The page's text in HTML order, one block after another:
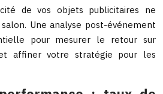
de vos objets publicitaires ne
Une analyse post-événement
pour mesurer le retour sur
affiner votre stratégie pour les